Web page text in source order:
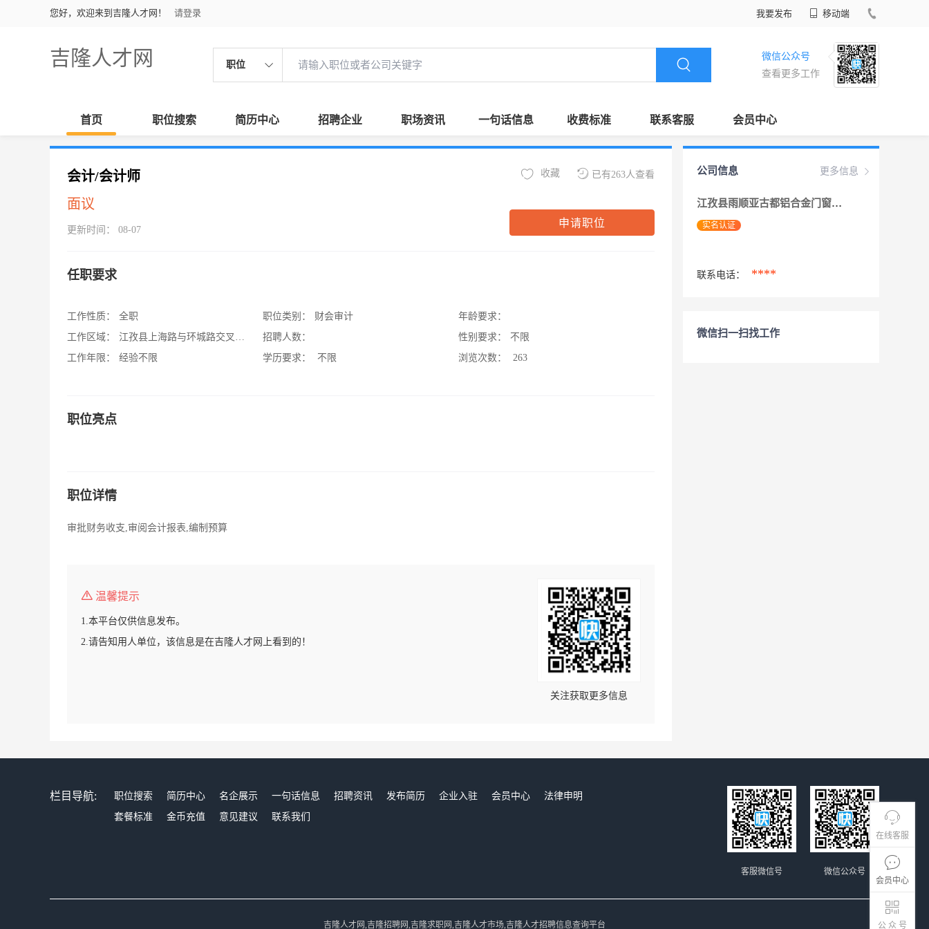
您好，欢迎来到吉隆人才网！ 请登录 我要发布 移动端
吉隆人才网 职位
微信公众号
查看更多工作
首页 职位搜索 简历中心 招聘企业 职场资讯 一句话信息 收费标准 联系客服 会员中心
在线客服
会员中心
公 众 号
会计/会计师
面议
更新时间： 08-07
已有263人查看
收藏
申请职位
任职要求
工作性质：
全职
工作区域：
江孜县上海路与环城路交叉口西100米
工作年限：
经验不限
职位类别：
财会审计
招聘人数：
学历要求：
不限
年龄要求：
性别要求：
不限
浏览次数：
263
职位亮点
职位详情
审批财务收支,审阅会计报表,编制预算
温馨提示
1.本平台仅供信息发布。
2.请告知用人单位，该信息是在吉隆人才网上看到的！
关注获取更多信息
更多信息
公司信息
江孜县雨顺亚古都铝合金门窗有限公司
实名认证
联系电话： ****
微信扫一扫找工作
栏目导航: 职位搜索 简历中心 名企展示 一句话信息 招聘资讯 发布简历 企业入驻 会员中心
法律申明
套餐标准
金币充值 意见建议 联系我们
微信公众号
客服微信号
吉隆人才网,吉隆招聘网,吉隆求职网,吉隆人才市场,吉隆人才招聘信息查询平台